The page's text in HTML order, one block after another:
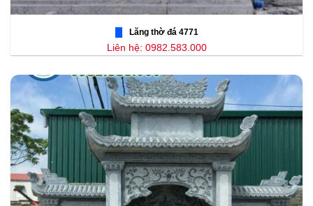
Lăng thờ đá 4771
Liên hệ: 0982.583.000